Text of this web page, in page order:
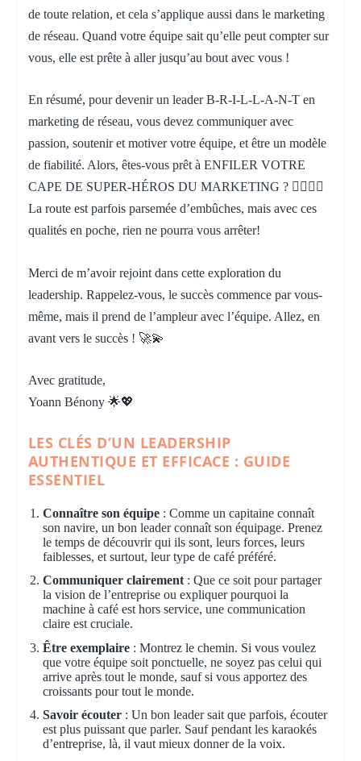
de toute relation, et cela s’applique aussi dans le marketing
de réseau. Quand votre équipe sait qu’elle peut compter sur
vous, elle est prête à aller jusqu’au bout avec vous !
En résumé, pour devenir un leader B-R-I-L-L-A-N-T en
marketing de réseau, vous devez communiquer avec
passion, soutenir et motiver votre équipe, et être un modèle
de fiabilité. Alors, êtes-vous prêt à ENFILER VOTRE
CAPE DE SUPER-HÉROS DU MARKETING ? 🦸‍♂️🦸‍♀️
La route est parfois parsemée d’embûches, mais avec ces
qualités en poche, rien ne pourra vous arrêter!
Merci de m’avoir rejoint dans cette exploration du
leadership. Rappelez-vous, le succès commence par vous-
même, mais il prend de l’ampleur avec l’équipe. Allez, en
avant vers le succès ! 🚀💫
Avec gratitude,
Yoann Bénony 🌟💖
LES CLÉS D’UN LEADERSHIP
AUTHENTIQUE ET EFFICACE : GUIDE
ESSENTIEL
Connaître son équipe: Comme un capitaine connaît
son navire, un bon leader connaît son équipage. Prenez
le temps de découvrir qui ils sont, leurs forces, leurs
faiblesses, et surtout, leur type de café préféré.
Communiquer clairement: Que ce soit pour partager
la vision de l’entreprise ou expliquer pourquoi la
machine à café est hors service, une communication
claire est cruciale.
Être exemplaire: Montrez le chemin. Si vous voulez
que votre équipe soit ponctuelle, ne soyez pas celui qui
arrive après tout le monde, sauf si vous apportez des
croissants pour tout le monde.
Savoir écouter: Un bon leader sait que parfois, écouter
est plus puissant que parler. Sauf pendant les karaokés
d’entreprise, là, il vaut mieux donner de la voix.